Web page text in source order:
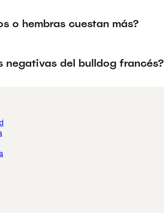
o hembras cuestan más?
del bulldog francés?